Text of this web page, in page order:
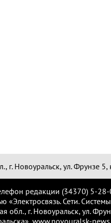
г. Новоуральск, ул. Фрунзе 5,
редакции (34370) 5-
«Электросвязь. Сети.
обл., г. Новоуральск, ул.